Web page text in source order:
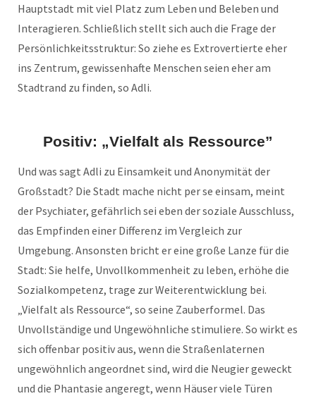
Hauptstadt mit viel Platz zum Leben und Beleben und
Interagieren. Schließlich stellt sich auch die Frage der
Persönlichkeitsstruktur: So ziehe es Extrovertierte eher
ins Zentrum, gewissenhafte Menschen seien eher am
Stadtrand zu finden, so Adli.
Positiv: „Vielfalt als Ressource”
Und was sagt Adli zu Einsamkeit und Anonymität der
Großstadt? Die Stadt mache nicht per se einsam, meint
der Psychiater, gefährlich sei eben der soziale Ausschluss,
das Empfinden einer Differenz im Vergleich zur
Umgebung. Ansonsten bricht er eine große Lanze für die
Stadt: Sie helfe, Unvollkommenheit zu leben, erhöhe die
Sozialkompetenz, trage zur Weiterentwicklung bei.
„Vielfalt als Ressource“, so seine Zauberformel. Das
Unvollständige und Ungewöhnliche stimuliere. So wirkt es
sich offenbar positiv aus, wenn die Straßenlaternen
ungewöhnlich angeordnet sind, wird die Neugier geweckt
und die Phantasie angeregt, wenn Häuser viele Türen